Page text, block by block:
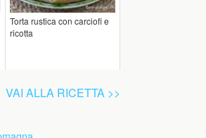
Torta rustica con carciofi e
ricotta
VAI ALLA RICETTA >>